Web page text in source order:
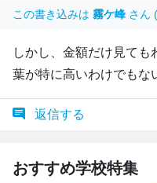
この書き込みは 霧ケ峰 さん
しかし、金額だけ見て
葉が特に高いわけでもな
返信する
おすすめ学校特集